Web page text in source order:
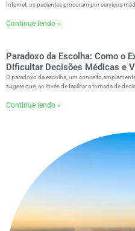
Internet, os pacientes procuram por serviços
Continue lendo »
Paradoxo da Escolha: Como o
Dificultar Decisões Médicas e
O paradoxo da escolha, um conceito
sugere que, ao invés de facilitar a tomada de
Continue lendo »